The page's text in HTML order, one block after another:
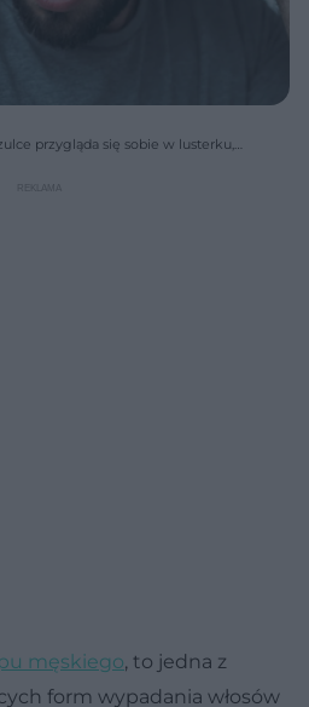
przygląda się sobie w lusterku,
problem zakoli i sposobów na
męskiego, to jedna z
form wypadania włosów